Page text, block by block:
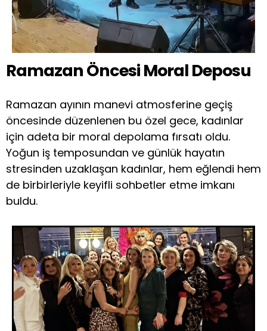
Ramazan Öncesi Moral Deposu
Ramazan ayının manevi atmosferine geçiş
öncesinde düzenlenen bu özel gece, kadınlar
için adeta bir moral depolama fırsatı oldu.
Yoğun iş temposundan ve günlük hayatın
stresinden uzaklaşan kadınlar, hem eğlendi hem
de birbirleriyle keyifli sohbetler etme imkanı
buldu.